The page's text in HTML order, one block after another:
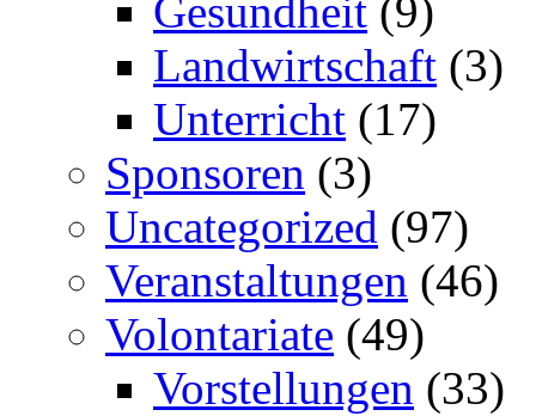
Gesundheit (9)
Landwirtschaft (3)
Unterricht (17)
Sponsoren (3)
Uncategorized (97)
Veranstaltungen (46)
Volontariate (49)
Vorstellungen (33)